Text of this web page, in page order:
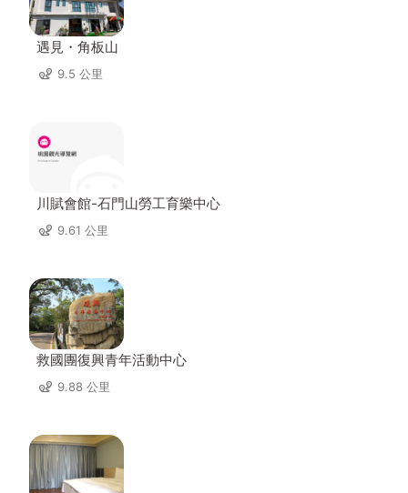
遇見・角板山
9.5 公里
川賦會館-石門山勞工育樂中心
9.61 公里
救國團復興青年活動中心
9.88 公里